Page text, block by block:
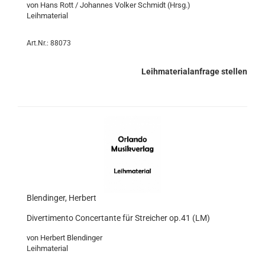
von Hans Rott / Johannes Volker Schmidt (Hrsg.)
Leihmaterial
Art.Nr.: 88073
Leihmaterialanfrage stellen
Blendinger, Herbert
Divertimento Concertante für Streicher op.41 (LM)
von Herbert Blendinger
Leihmaterial